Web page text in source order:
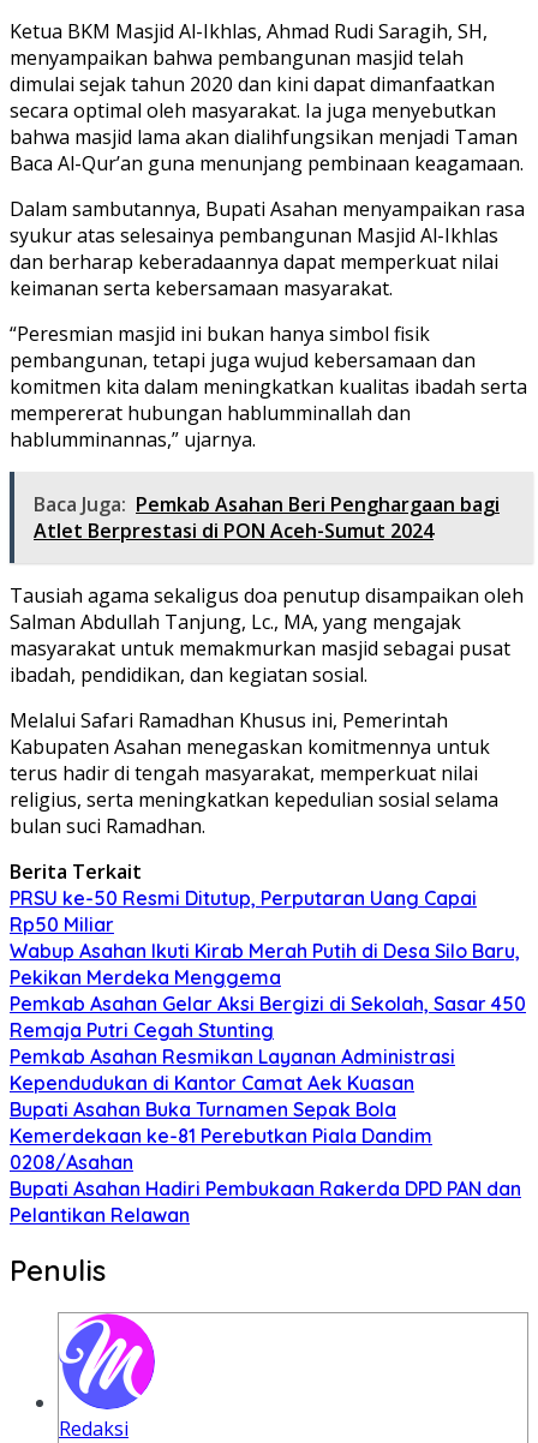
Ketua BKM Masjid Al-Ikhlas, Ahmad Rudi Saragih, SH,
menyampaikan bahwa pembangunan masjid telah
dimulai sejak tahun 2020 dan kini dapat dimanfaatkan
secara optimal oleh masyarakat. Ia juga menyebutkan
bahwa masjid lama akan dialihfungsikan menjadi Taman
Baca Al-Qur’an guna menunjang pembinaan keagamaan.
Dalam sambutannya, Bupati Asahan menyampaikan rasa
syukur atas selesainya pembangunan Masjid Al-Ikhlas
dan berharap keberadaannya dapat memperkuat nilai
keimanan serta kebersamaan masyarakat.
“Peresmian masjid ini bukan hanya simbol fisik
pembangunan, tetapi juga wujud kebersamaan dan
komitmen kita dalam meningkatkan kualitas ibadah serta
mempererat hubungan hablumminallah dan
hablumminannas,” ujarnya.
Baca Juga: Pemkab Asahan Beri Penghargaan bagi
Atlet Berprestasi di PON Aceh-Sumut 2024
Tausiah agama sekaligus doa penutup disampaikan oleh
Salman Abdullah Tanjung, Lc., MA, yang mengajak
masyarakat untuk memakmurkan masjid sebagai pusat
ibadah, pendidikan, dan kegiatan sosial.
Melalui Safari Ramadhan Khusus ini, Pemerintah
Kabupaten Asahan menegaskan komitmennya untuk
terus hadir di tengah masyarakat, memperkuat nilai
religius, serta meningkatkan kepedulian sosial selama
bulan suci Ramadhan.
Berita Terkait
PRSU ke-50 Resmi Ditutup, Perputaran Uang Capai
Rp50 Miliar
Wabup Asahan Ikuti Kirab Merah Putih di Desa Silo Baru,
Pekikan Merdeka Menggema
Pemkab Asahan Gelar Aksi Bergizi di Sekolah, Sasar 450
Remaja Putri Cegah Stunting
Pemkab Asahan Resmikan Layanan Administrasi
Kependudukan di Kantor Camat Aek Kuasan
Bupati Asahan Buka Turnamen Sepak Bola
Kemerdekaan ke-81 Perebutkan Piala Dandim
0208/Asahan
Bupati Asahan Hadiri Pembukaan Rakerda DPD PAN dan
Pelantikan Relawan
Penulis
Redaksi